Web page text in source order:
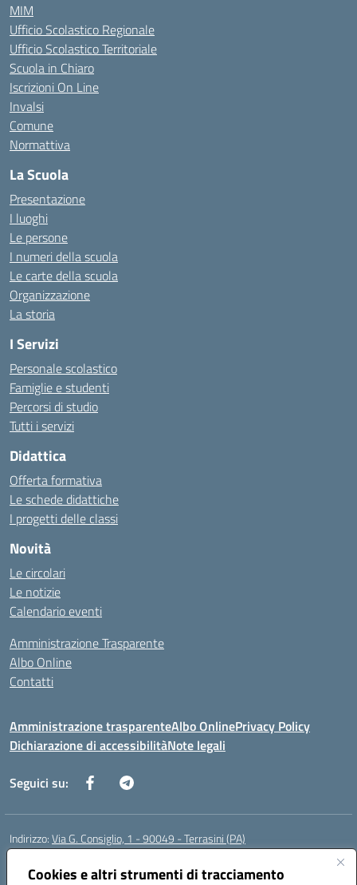
Cookies e altri strumenti di tracciamento
MIM
Ufficio Scolastico Regionale
Ufficio Scolastico Territoriale
Scuola in Chiaro
Iscrizioni On Line
Invalsi
Comune
Normattiva
La Scuola
Presentazione
I luoghi
Le persone
I numeri della scuola
Le carte della scuola
Organizzazione
La storia
I Servizi
Personale scolastico
Famiglie e studenti
Percorsi di studio
Tutti i servizi
Didattica
Offerta formativa
Le schede didattiche
I progetti delle classi
Novità
Le circolari
Le notizie
Calendario eventi
Amministrazione Trasparente
Albo Online
Contatti
Amministrazione trasparenteAlbo OnlinePrivacy Policy
Dichiarazione di accessibilitàNote legali
Seguici su:
Indirizzo:Via G. Consiglio, 1 - 90049 - Terrasini (PA)
Centralino:
Posta elettronica certificata (PEC):paic88700d@pec.istruzione.it